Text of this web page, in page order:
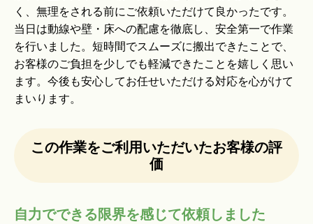
く、無理をされる前にご依頼いただけて良かったです。
当日は動線や壁・床への配慮を徹底し、安全第一で作業
を行いました。短時間でスムーズに搬出できたことで、
お客様のご負担を少しでも軽減できたことを嬉しく思い
ます。今後も安心してお任せいただける対応を心がけて
まいります。
この作業をご利用いただいたお客様の評
価
自力でできる限界を感じて依頼しました